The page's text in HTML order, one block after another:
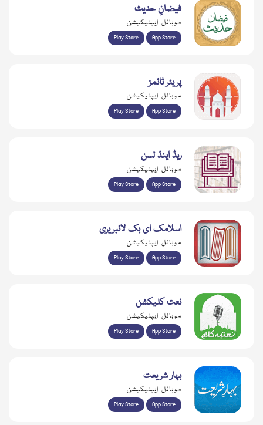
فیضانِ حدیث
موبائل ایپلیکیشن
Play Store App Store
پریئر ٹائمز
موبائل ایپلیکیشن
Play Store App Store
ریڈ اینڈ لسن
موبائل ایپلیکیشن
Play Store App Store
اسلامک ای بک لائبریری
موبائل ایپلیکیشن
Play Store App Store
نعت کلیکشن
موبائل ایپلیکیشن
Play Store App Store
بہار شریعت
موبائل ایپلیکیشن
Play Store App Store